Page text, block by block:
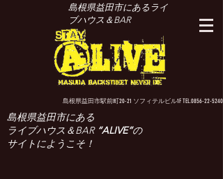
島根県益田市にあるライ
ブハウス＆BAR
島根県益田市駅前町20-21 ソフィテルビル1F TEL.0856-22-5240
島根県益田市にある
ライブハウス＆BAR “ALIVE”の
サイトにようこそ！